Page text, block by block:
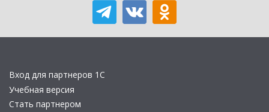
Вход для партнеров 1С
Учебная версия
Стать партнером